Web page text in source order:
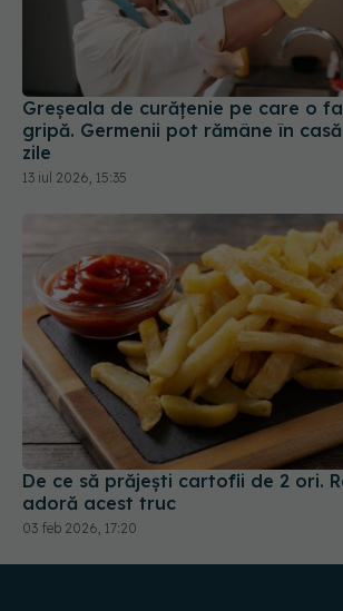
Greșeala de curățenie pe care o
gripă. Germenii pot rămâne în
zile
13 iul 2026, 15:35
De ce să prăjești cartofii de 2 ori.
adoră acest truc
03 feb 2026, 17:20